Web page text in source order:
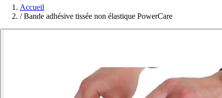
Accueil
/ Bande adhésive tissée non élastique PowerCare